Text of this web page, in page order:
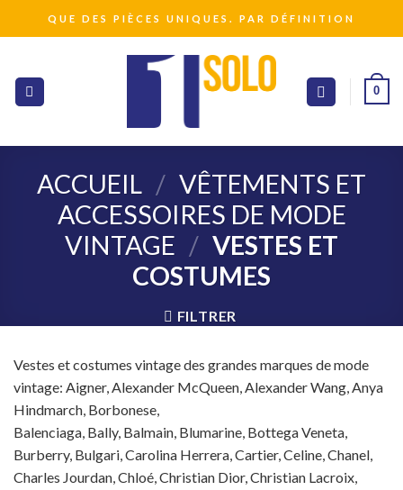
au
QUE DES PIÈCES UNIQUES. PAR DÉFINITION
0
ACCUEIL / VÊTEMENTS ET
ACCESSOIRES DE MODE
VINTAGE / VESTES ET
COSTUMES
FILTRER
Vestes et costumes vintage des grandes marques de mode
vintage: Aigner, Alexander McQueen, Alexander Wang, Anya
Hindmarch, Borbonese,
Balenciaga, Bally, Balmain, Blumarine, Bottega Veneta,
Burberry, Bulgari, Carolina Herrera, Cartier, Celine, Chanel,
Charles Jourdan, Chloé, Christian Dior, Christian Lacroix,